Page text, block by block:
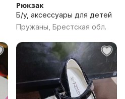
Рюкзак
Б/у, аксессуары для детей
Пружаны, Брестская обл.